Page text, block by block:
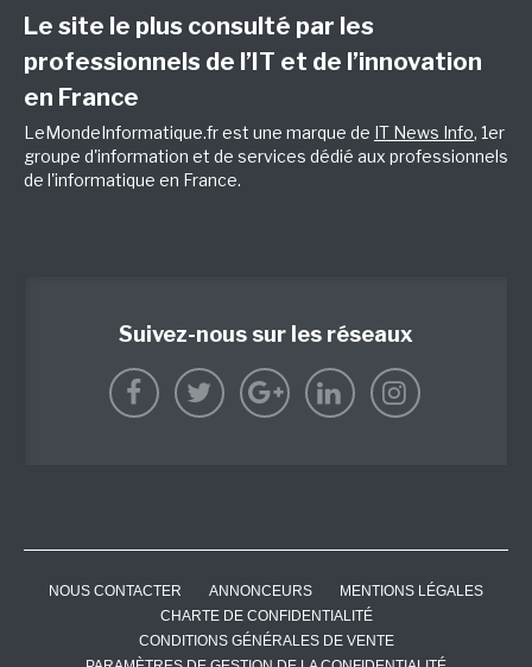
Le site le plus consulté par les
professionnels de l’IT et de l’innovation
en France
LeMondeInformatique.fr est une marque de IT News Info, 1er
groupe d'information et de services dédié aux professionnels
de l'informatique en France.
Suivez-nous sur les réseaux
NOUS CONTACTER ANNONCEURS
MENTIONS LÉGALES
CHARTE DE CONFIDENTIALITÉ
CONDITIONS GÉNÉRALES DE VENTE